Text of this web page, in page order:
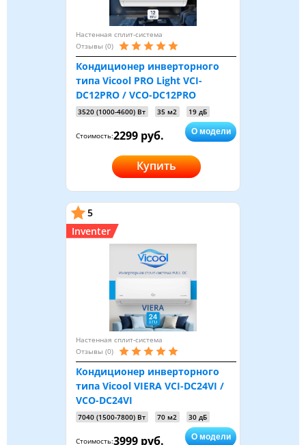
Настенная сплит-система
Отзывы (0)
Кондиционер инверторного
типа Vicool PRO Light VCI-
DC12PRO / VCO-DC12PRO
3520 (1000-4600) Вт 35 м2 19 дБ
Стоимость:2299 руб. О модели
Купить
5
Inventer
Настенная сплит-система
Отзывы (0)
Кондиционер инверторного
типа Vicool VIERA VCI-DC24VI /
VCO-DC24VI
7040 (1500-7800) Вт 70 м2 30 дБ
Стоимость:3999 руб. О модели